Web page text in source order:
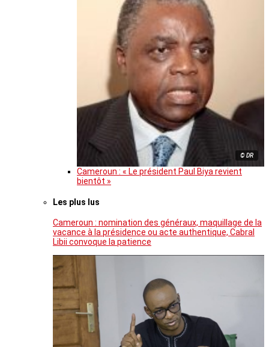
© DR
Cameroun : « Le président Paul Biya revient
bientôt »
Les plus lus
Cameroun : nomination des généraux, maquillage de la
vacance à la présidence ou acte authentique, Cabral
Libii convoque la patience